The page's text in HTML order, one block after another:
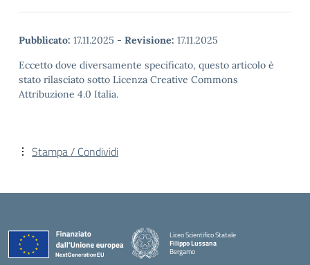
Pubblicato: 17.11.2025 - Revisione: 17.11.2025
Eccetto dove diversamente specificato, questo articolo è
stato rilasciato sotto Licenza Creative Commons
Attribuzione 4.0 Italia.
Stampa / Condividi
Liceo Scientifico Statale
Filippo Lussana
Bergamo
— Visita la pagina iniziale della scuola